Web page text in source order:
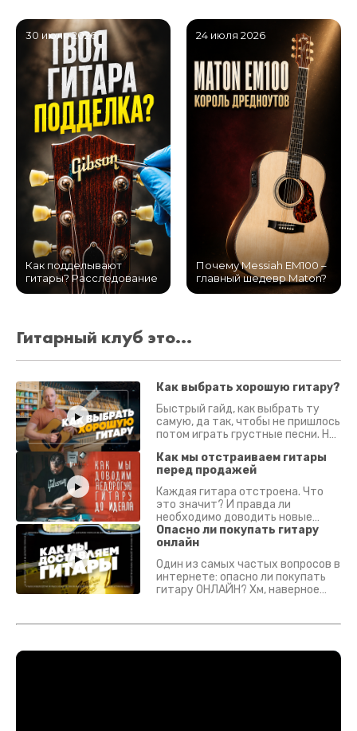
30 июля 2026
Как подделывают
гитары? Расследование
24 июля 2026
Почему Messiah EM100 –
главный шедевр Maton?
Гитарный клуб это...
Как выбрать хорошую гитару?
Быстрый гайд, как выбрать ту
самую, да так, чтобы не пришлось
потом играть грустные песни. На
Как мы отстраиваем гитары
перед продажей
Каждая гитара отстроена. Что
это значит? И правда ли
необходимо доводить новые
гитары? Если кратко - да.
Подробно - в видео :)
Опасно ли покупать гитару
онлайн
Один из самых частых вопросов в
интернете: опасно ли покупать
гитару ОНЛАЙН? Хм, наверное
застрахован. Случись что -